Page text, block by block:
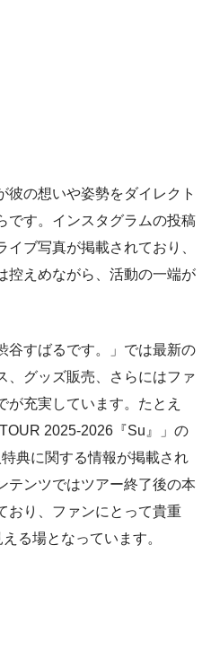
彼の想いや姿勢をダイレクト
です。インスタグラムの投稿
ブ写真が掲載されており、
控えめながら、活動の一端が
谷すばるです。」では最新の
、グッズ販売、さらにはファ
が充実しています。たとえ
2025-2026『Su』」の
典に関する情報が掲載され
テンツではツアー終了後の本
おり、ファンにとって貴重
る場となっています。